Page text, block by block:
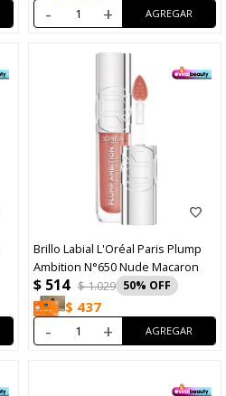
- +
Brillo Labial L'Oréal Paris Plump
Ambition N°650 Nude Macaron
$ 514 $1.029 50
$ 437
- +